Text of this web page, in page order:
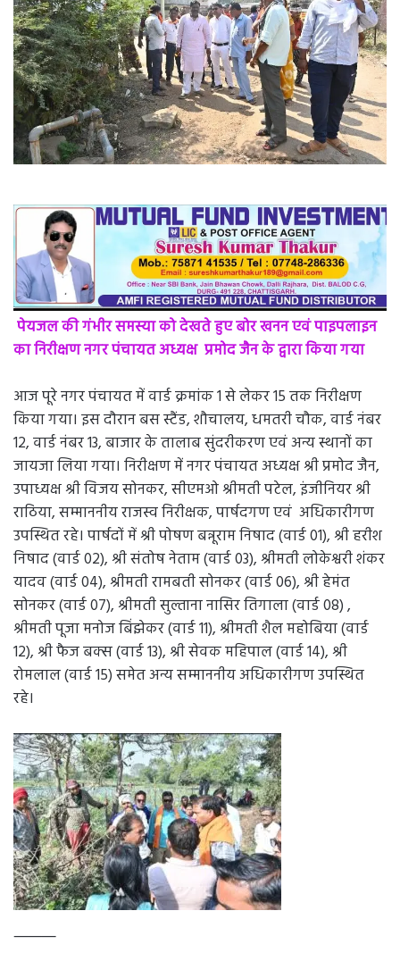
पेयजल की गंभीर समस्या को देखते हुए बोर खनन एवं पाइपलाइन
का निरीक्षण नगर पंचायत अध्यक्ष प्रमोद जैन के द्वारा किया गया
आज पूरे नगर पंचायत में वार्ड क्रमांक 1 से लेकर 15 तक निरीक्षण
किया गया। इस दौरान बस स्टैंड, शौचालय, धमतरी चौक, वार्ड नंबर
12, वार्ड नंबर 13, बाजार के तालाब सुंदरीकरण एवं अन्य स्थानों का
जायजा लिया गया। निरीक्षण में नगर पंचायत अध्यक्ष श्री प्रमोद जैन,
उपाध्यक्ष श्री विजय सोनकर, सीएमओ श्रीमती पटेल, इंजीनियर श्री
राठिया, सम्माननीय राजस्व निरीक्षक, पार्षदगण एवं अधिकारीगण
उपस्थित रहे। पार्षदों में श्री पोषण बन्नूराम निषाद (वार्ड 01), श्री हरीश
निषाद (वार्ड 02), श्री संतोष नेताम (वार्ड 03), श्रीमती लोकेश्वरी शंकर
यादव (वार्ड 04), श्रीमती रामबती सोनकर (वार्ड 06), श्री हेमंत
सोनकर (वार्ड 07), श्रीमती सुल्ताना नासिर तिगाला (वार्ड 08) ,
श्रीमती पूजा मनोज बिंझेकर (वार्ड 11), श्रीमती शैल महोबिया (वार्ड
12), श्री फैज बक्स (वार्ड 13), श्री सेवक महिपाल (वार्ड 14), श्री
रोमलाल (वार्ड 15) समेत अन्य सम्माननीय अधिकारीगण उपस्थित
रहे।
⸻